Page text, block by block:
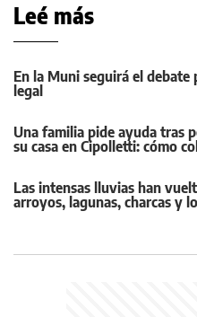
Leé más
En la Muni seguirá el
legal
Una familia pide ayuda tras
su casa en Cipolletti: cómo
Las intensas lluvias han
arroyos, lagunas, charcas y